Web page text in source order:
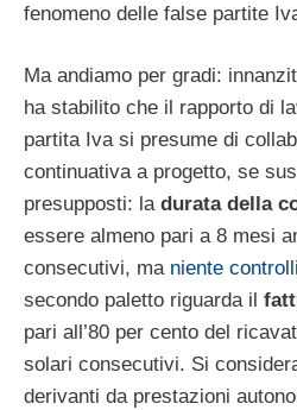
fenomeno delle false partite
Ma andiamo per gradi:
ha stabilito che il rapporto di
partita Iva si presume di
continuativa a progetto, se
presupposti: la durata della
essere almeno pari a 8 mesi
consecutivi, ma niente
secondo paletto riguarda il
pari all’80 per cento del
solari consecutivi. Si
derivanti da prestazioni